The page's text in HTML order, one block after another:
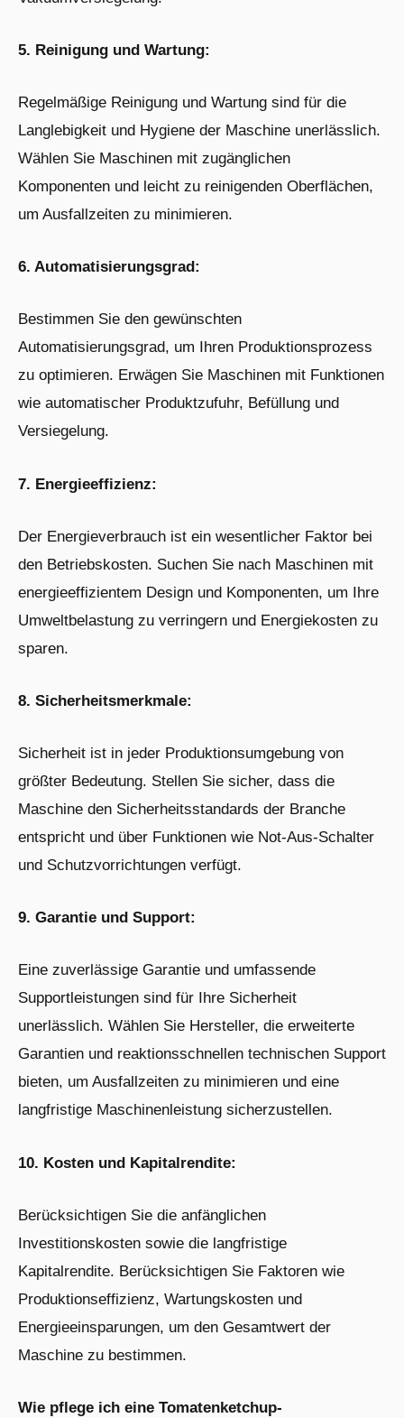
5. Reinigung und Wartung:
Regelmäßige Reinigung und Wartung sind für die
Langlebigkeit und Hygiene der Maschine unerlässlich.
Wählen Sie Maschinen mit zugänglichen
Komponenten und leicht zu reinigenden Oberflächen,
um Ausfallzeiten zu minimieren.
6. Automatisierungsgrad:
Bestimmen Sie den gewünschten
Automatisierungsgrad, um Ihren Produktionsprozess
zu optimieren. Erwägen Sie Maschinen mit Funktionen
wie automatischer Produktzufuhr, Befüllung und
Versiegelung.
7. Energieeffizienz:
Der Energieverbrauch ist ein wesentlicher Faktor bei
den Betriebskosten. Suchen Sie nach Maschinen mit
energieeffizientem Design und Komponenten, um Ihre
Umweltbelastung zu verringern und Energiekosten zu
sparen.
8. Sicherheitsmerkmale:
Sicherheit ist in jeder Produktionsumgebung von
größter Bedeutung. Stellen Sie sicher, dass die
Maschine den Sicherheitsstandards der Branche
entspricht und über Funktionen wie Not-Aus-Schalter
und Schutzvorrichtungen verfügt.
9. Garantie und Support:
Eine zuverlässige Garantie und umfassende
Supportleistungen sind für Ihre Sicherheit
unerlässlich. Wählen Sie Hersteller, die erweiterte
Garantien und reaktionsschnellen technischen Support
bieten, um Ausfallzeiten zu minimieren und eine
langfristige Maschinenleistung sicherzustellen.
10. Kosten und Kapitalrendite:
Berücksichtigen Sie die anfänglichen
Investitionskosten sowie die langfristige
Kapitalrendite. Berücksichtigen Sie Faktoren wie
Produktionseffizienz, Wartungskosten und
Energieeinsparungen, um den Gesamtwert der
Maschine zu bestimmen.
Wie pflege ich eine Tomatenketchup-